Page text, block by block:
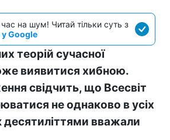
на шум! Читай тільки суть з
у Google
теорій сучасної
виявитися хибною.
свідчить, що Всесвіт
не однаково в усіх
десятиліттями вважали